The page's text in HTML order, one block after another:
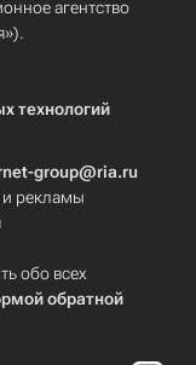
агентство
технологий
group@ria.ru
рекламы
обо всех
обратной